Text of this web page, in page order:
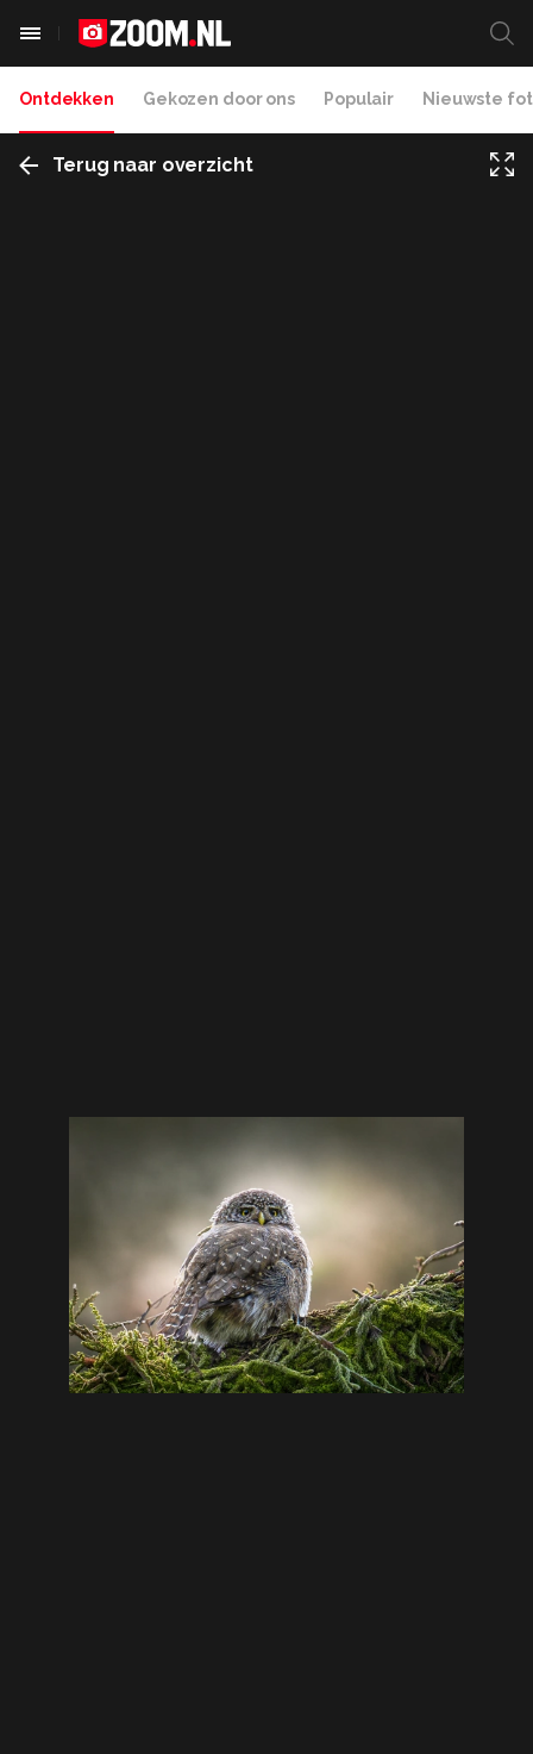
Ontdekken Gekozen door ons Populair Nieuwste
Terug naar overzicht